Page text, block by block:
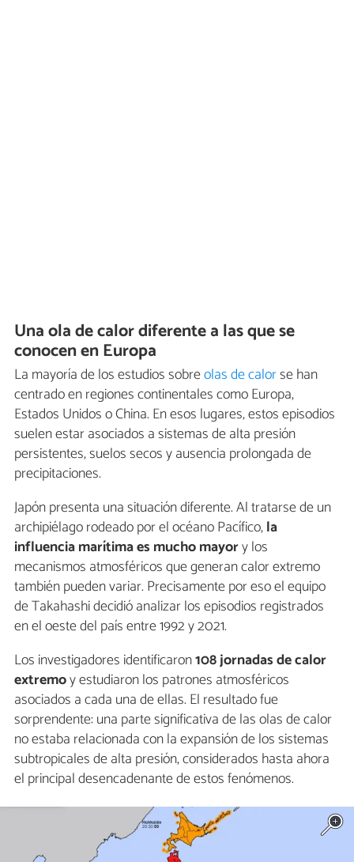
Una ola de calor diferente a las que se
conocen en Europa
La mayoría de los estudios sobreolas de calorse han
centrado en regiones continentales como Europa,
Estados Unidos o China. En esos lugares, estos episodios
suelen estar asociados a sistemas de alta presión
persistentes, suelos secos y ausencia prolongada de
precipitaciones.
Japón presenta una situación diferente. Al tratarse de un
archipiélago rodeado por el océano Pacífico,la
influencia marítima es mucho mayory los
mecanismos atmosféricos que generan calor extremo
también pueden variar. Precisamente por eso el equipo
de Takahashi decidió analizar los episodios registrados
en el oeste del país entre 1992 y 2021.
Los investigadores identificaron108 jornadas de calor
extremoy estudiaron los patrones atmosféricos
asociados a cada una de ellas. El resultado fue
sorprendente: una parte significativa de las olas de calor
no estaba relacionada con la expansión de los sistemas
subtropicales de alta presión, considerados hasta ahora
el principal desencadenante de estos fenómenos.